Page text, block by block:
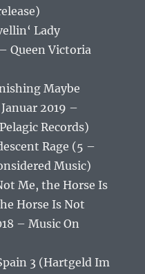
Lady
Queen Victoria
Maybe
2019 –
Records)
Rage (5 –
Music)
Me, the Horse Is
Horse Is Not
– Music On
3 (Hartgeld Im